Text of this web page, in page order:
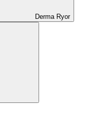
Derma Ryor